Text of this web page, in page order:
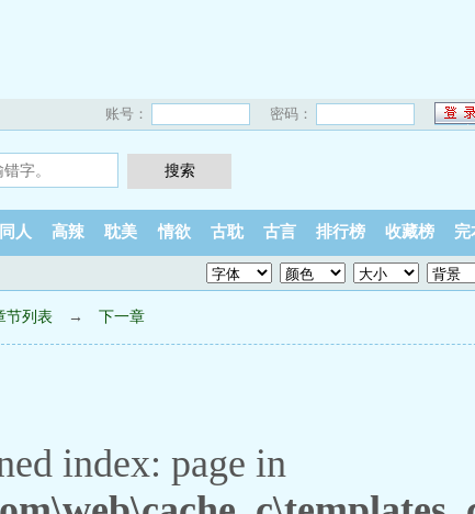
账号： 密码：
同人 高辣 耽美 情欲 古耽 古言 排行榜 收藏榜 完
节列表 → 下一章
index: page in